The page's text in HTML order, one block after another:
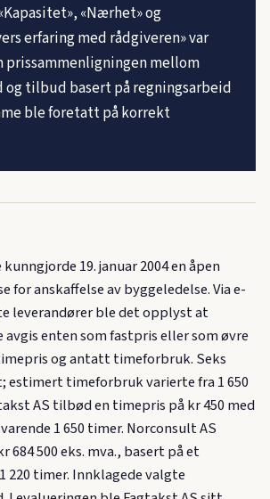
«Nærhet» og
erfaring med rådgiveren» var
prissammenligningen mellom
tilbud basert på regningsarbeid
ble foretatt på korrekt
19. januar 2004 en åpen
for anskaffelse av byggeledelse. Via e-
leverandører ble det opplyst at
enten som fastpris eller som øvre
og antatt timeforbruk. Seks
timeforbruk varierte fra 1 650
AS tilbød en timepris på kr 450 med
1 650 timer. Norconsult AS
500 eks. mva., basert på et
220 timer. Innklagede valgte